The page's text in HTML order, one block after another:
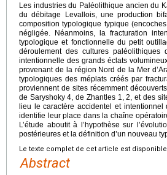
Les industries du Paléolithique ancien du
du débitage Levallois, une production
composition typologique typique
négligée. Néanmoins, la fracturation
typologique et fonctionnelle du petit
déroulement des cultures
intentionnelle des grands éclats
provenant de la région Nord de la Mer
typologiques des méplats créés par
proviennent de sites récemment
de Saryshoky 4, de Zhantles 1, 2, et des
lieu le caractère accidentel et
identifie leur place dans la chaîne
L’étude aboutit à l’hypothèse sur
postérieures et la définition d’un nouveau
Le texte complet de cet article est disponible
Abstract